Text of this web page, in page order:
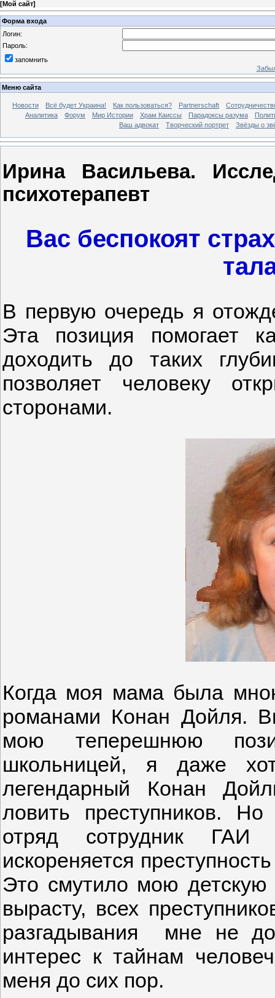
[Мой сайт]
Форма входа
Логин:
Пароль:
запомнить
Меню сайта
Новости Всё будет Украина! Как пользоваться? Partnerschaft
Аналитика
Форум Мир Истории Храм Каиссы Парадоксы разума
Ваш адвокат
Творческий портрет Звёзды о
Ирина Васильева.
психотерапевт
Вас беспокоят
В первую очередь я
Эта позиция помогает
доходить до таких
позволяет человеку
сторонами.
Когда моя мама была
романами Конан Дойля.
мою теперешнюю
школьницей, я даже
легендарный Конан
ловить преступников.
отряд сотрудник
искореняется
Это смутило мою детскую
вырасту, всех
разгадывания мне не
интерес к тайнам
меня до сих пор.